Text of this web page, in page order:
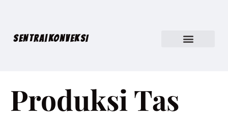
SENTRA|KONVEKSI
Produksi Tas